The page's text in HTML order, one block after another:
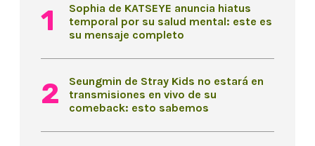
Sophia de KATSEYE anuncia hiatus
temporal por su salud mental: este es
su mensaje completo
Seungmin de Stray Kids no estará en
transmisiones en vivo de su
comeback: esto sabemos